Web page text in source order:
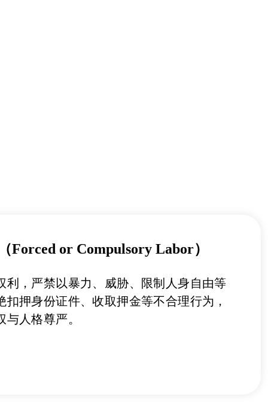
Forced or Compulsory Labor）
利，严禁以暴力、威胁、限制人身自由等
扣押身份证件、收取押金等不合理行为，
人格尊严。